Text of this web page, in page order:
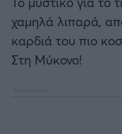
χαμηλά λιπαρά,
καρδιά του πιο
Στη Μύκονο!